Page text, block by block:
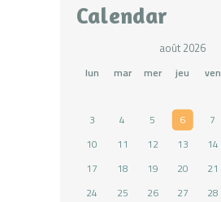
Calendar
août 2026
lun mar mer jeu ven
3
4 5 6 7
10
11 12 13 14
17
18 19 20 21
24
25 26 27 28